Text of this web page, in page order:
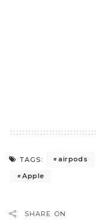
TAGS: airpods
Apple
SHARE ON